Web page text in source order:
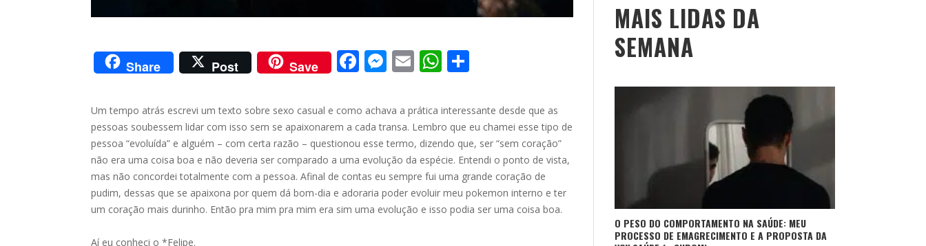
Share Post Save F
e
b
o
o
k
M
ss
e
n
g
er
E
ai
l
W
at
s
A
p
p
ar
e
Um tempo atrás escrevi um texto sobre sexo casual e como achava a prática interessante desde que as
pessoas soubessem lidar com isso sem se apaixonarem a cada transa. Lembro que eu chamei esse tipo de
pessoa “evoluída” e alguém – com certa razão – questionou esse termo, dizendo que, ser “sem coração”
não era uma coisa boa e não deveria ser comparado a uma evolução da espécie. Entendi o ponto de vista,
mas não concordei totalmente com a pessoa. Afinal de contas eu sempre fui uma grande coração de
pudim, dessas que se apaixona por quem dá bom-dia e adoraria poder evoluir meu pokemon interno e ter
um coração mais durinho. Então pra mim pra mim era sim uma evolução e isso podia ser uma coisa boa.
Aí eu conheci o *Felipe.
MAIS LIDAS DA
SEMANA
O PESO DO COMPORTAMENTO NA SAÚDE: MEU
PROCESSO DE EMAGRECIMENTO E A PROPOSTA DA